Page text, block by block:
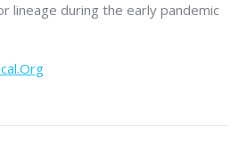
lineage during the early pandemic